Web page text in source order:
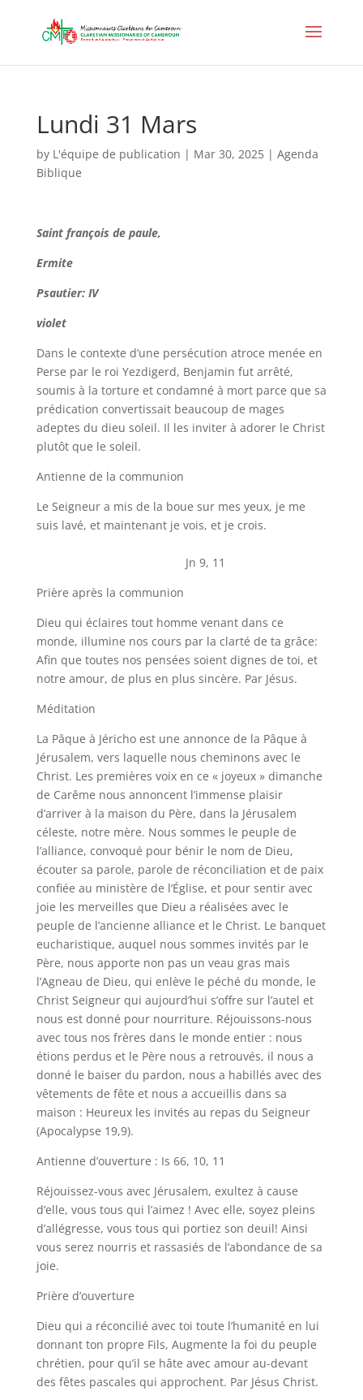
Lundi 31 Mars
by L'équipe de publication | Mar 30, 2025| Agenda
Biblique
Saint françois de paule,
Ermite
Psautier: IV
violet
Dans le contexte d’une persécution atroce menée en
Perse par le roi Yezdigerd, Benjamin fut arrêté,
soumis à la torture et condamné à mort parce que sa
prédication convertissait beaucoup de mages
adeptes du dieu soleil. Il les inviter à adorer le Christ
plutôt que le soleil.
Antienne de la communion
Le Seigneur a mis de la boue sur mes yeux, je me
suis lavé, et maintenant je vois, et je crois.
Jn 9, 11
Prière après la communion
Dieu qui éclaires tout homme venant dans ce
monde, illumine nos cours par la clarté de ta grâce:
Afin que toutes nos pensées soient dignes de toi, et
notre amour, de plus en plus sincère. Par Jésus.
Méditation
La Pâque à Jéricho est une annonce de la Pâque à
Jérusalem, vers laquelle nous cheminons avec le
Christ. Les premières voix en ce « joyeux » dimanche
de Carême nous annoncent l’immense plaisir
d’arriver à la maison du Père, dans la Jérusalem
céleste, notre mère. Nous sommes le peuple de
l’alliance, convoqué pour bénir le nom de Dieu,
écouter sa parole, parole de réconciliation et de paix
confiée au ministère de l’Église, et pour sentir avec
joie les merveilles que Dieu a réalisées avec le
peuple de l’ancienne alliance et le Christ. Le banquet
eucharistique, auquel nous sommes invités par le
Père, nous apporte non pas un veau gras mais
l’Agneau de Dieu, qui enlève le péché du monde, le
Christ Seigneur qui aujourd’hui s’offre sur l’autel et
nous est donné pour nourriture. Réjouissons-nous
avec tous nos frères dans le monde entier : nous
étions perdus et le Père nous a retrouvés, il nous a
donné le baiser du pardon, nous a habillés avec des
vêtements de fête et nous a accueillis dans sa
maison : Heureux les invités au repas du Seigneur
(Apocalypse 19,9).
Antienne d’ouverture : Is 66, 10, 11
Réjouissez-vous avec Jérusalem, exultez à cause
d’elle, vous tous qui l’aimez ! Avec elle, soyez pleins
d’allégresse, vous tous qui portiez son deuil! Ainsi
vous serez nourris et rassasiés de l’abondance de sa
joie.
Prière d’ouverture
Dieu qui a réconcilié avec toi toute l’humanité en lui
donnant ton propre Fils, Augmente la foi du peuple
chrétien, pour qu’il se hâte avec amour au-devant
des fêtes pascales qui approchent. Par Jésus Christ.